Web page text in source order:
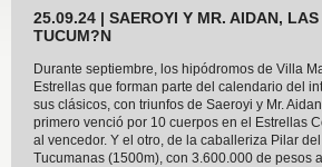
25.09.24 | SAEROYI Y MR. AIDAN,
TUCUM?N
Durante septiembre, los hipódromos de Villa
Estrellas que forman parte del calendario del
sus clásicos, con triunfos de Saeroyi y Mr.
primero venció por 10 cuerpos en el Estrellas
al vencedor. Y el otro, de la caballeriza Pilar
Tucumanas (1500m), con 3.600.000 de pesos